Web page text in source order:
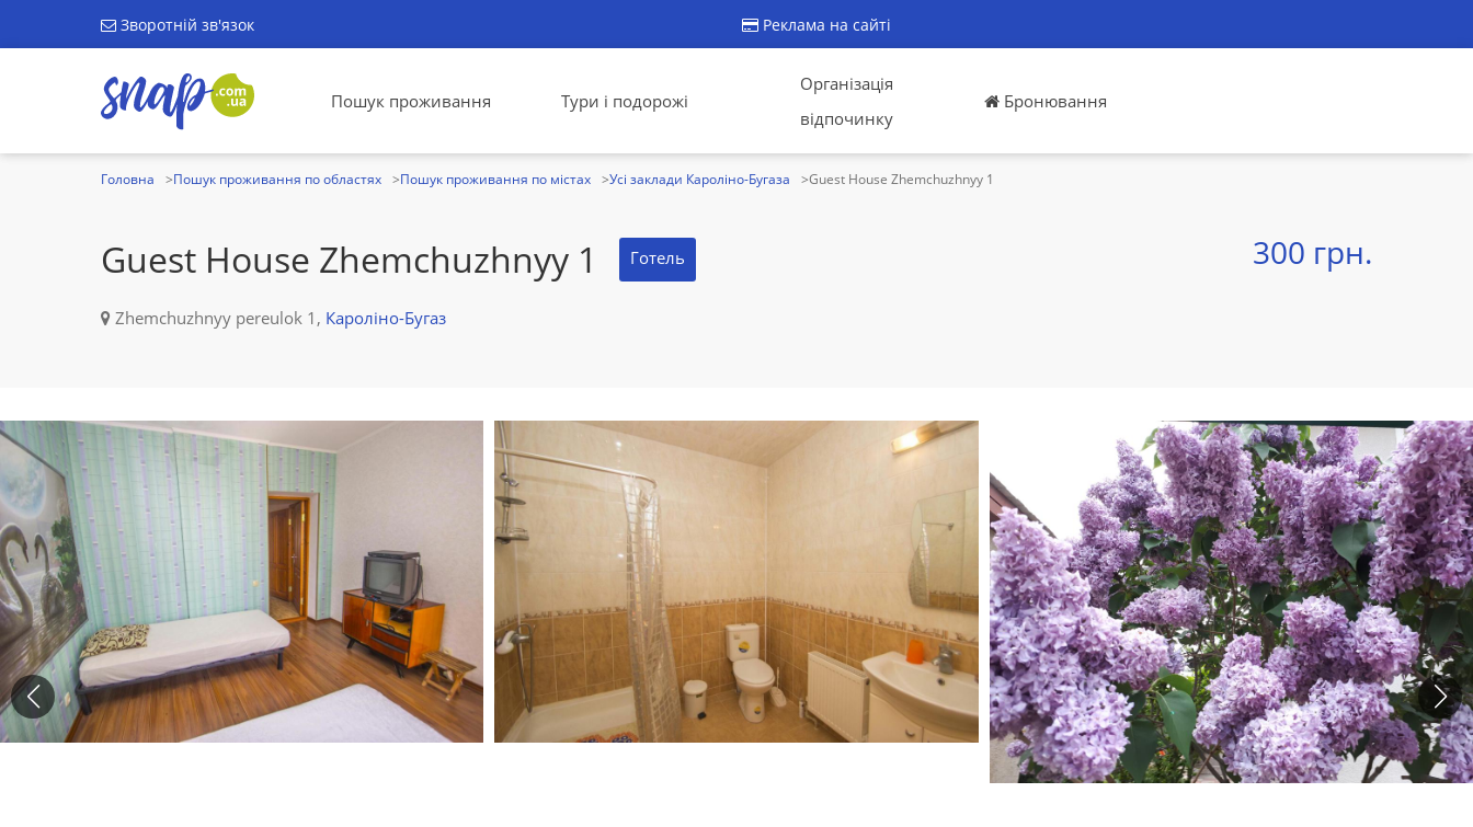
Зворотній зв'язок Реклама на сайті
Пошук проживання Тури і подорожі
Організація
відпочинку
Бронювання
Головна Пошук проживання по областях Пошук проживання по містах Усі заклади Кароліно-Бугаза Guest House Zhemchuzhnyy 1
Guest House Zhemchuzhnyy 1 Готель 300 грн.
Zhemchuzhnyy pereulok 1, Кароліно-Бугаз